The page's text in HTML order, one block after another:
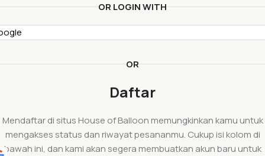
OR LOGIN WITH
OR
Daftar
Mendaftar di situs House of Balloon memungkinkan kamu untuk
mengakses status dan riwayat pesananmu. Cukup isi kolom di
bawah ini, dan kami akan segera membuatkan akun baru untuk